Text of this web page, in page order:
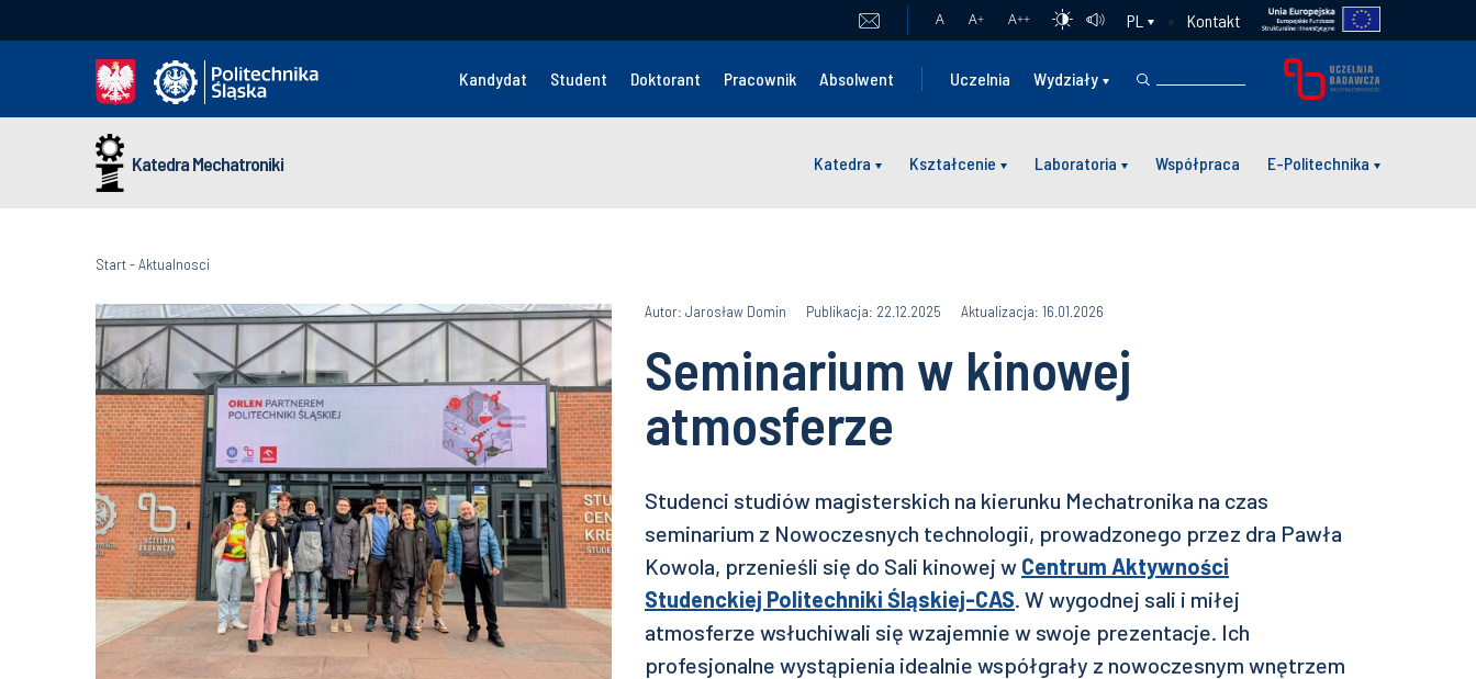
A A+ A++ PL Kontakt
Kandydat Student Doktorant Pracownik Absolwent Uczelnia Wydziały
Katedra Mechatroniki Katedra Kształcenie Laboratoria Współpraca E-Politechnika
Start-Aktualnosci
Autor: Jarosław Domin Publikacja: 22.12.2025 Aktualizacja: 16.01.2026
Seminarium w kinowej
atmosferze
Studenci studiów magisterskich na kierunku Mechatronika na czas
seminarium z Nowoczesnych technologii, prowadzonego przez dra Pawła
Kowola, przenieśli się do Sali kinowej w Centrum Aktywności
Studenckiej Politechniki Śląskiej-CAS. W wygodnej sali i miłej
atmosferze wsłuchiwali się wzajemnie w swoje prezentacje. Ich
profesjonalne wystąpienia idealnie współgrały z nowoczesnym wnętrzem